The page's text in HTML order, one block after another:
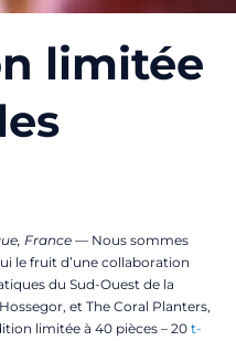
limitée
France — Nous sommes
le fruit d’une collaboration
du Sud-Ouest de la
et The Coral Planters,
limitée à 40 pièces – 20 t-